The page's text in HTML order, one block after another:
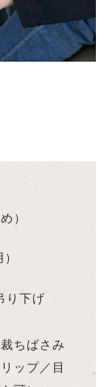
）
り下げ
ちばさみ
ップ／目